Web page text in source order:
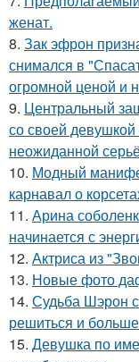
женат.
8. Зак эфрон
снимался в
огромной ценой и
9. Центральный
со своей
неожиданной
10. Модный
карнавал о
11. Арина
начинается с
12. Актриса из
13. Новые фото
14. Судьба Шэрон
решиться и больше
15. Девушка по